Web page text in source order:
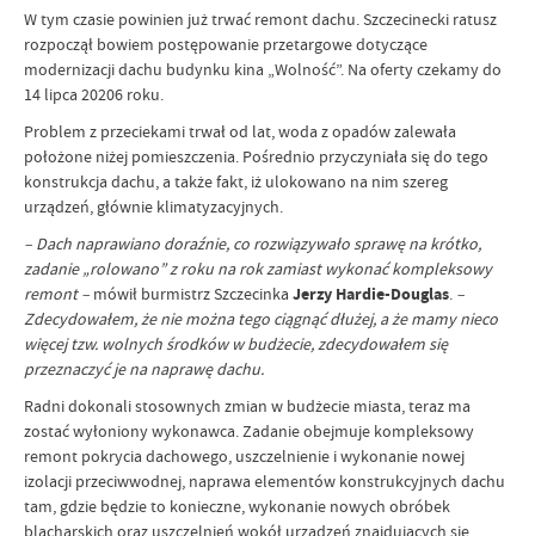
W tym czasie powinien już trwać remont dachu. Szczecinecki ratusz
rozpoczął bowiem postępowanie przetargowe dotyczące
modernizacji dachu budynku kina „Wolność”. Na oferty czekamy do
14 lipca 20206 roku.
Problem z przeciekami trwał od lat, woda z opadów zalewała
położone niżej pomieszczenia. Pośrednio przyczyniała się do tego
konstrukcja dachu, a także fakt, iż ulokowano na nim szereg
urządzeń, głównie klimatyzacyjnych.
– Dach naprawiano doraźnie, co rozwiązywało sprawę na krótko,
zadanie „rolowano” z roku na rok zamiast wykonać kompleksowy
remont – mówił burmistrz Szczecinka Jerzy Hardie-Douglas. –
Zdecydowałem, że nie można tego ciągnąć dłużej, a że mamy nieco
więcej tzw. wolnych środków w budżecie, zdecydowałem się
przeznaczyć je na naprawę dachu.
Radni dokonali stosownych zmian w budżecie miasta, teraz ma
zostać wyłoniony wykonawca. Zadanie obejmuje kompleksowy
remont pokrycia dachowego, uszczelnienie i wykonanie nowej
izolacji przeciwwodnej, naprawa elementów konstrukcyjnych dachu
tam, gdzie będzie to konieczne, wykonanie nowych obróbek
blacharskich oraz uszczelnień wokół urządzeń znajdujących się